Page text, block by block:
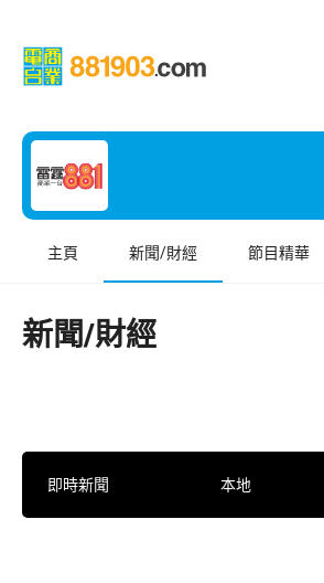
主頁 新聞/財經 節目精華
新聞/財經
即時新聞 本地